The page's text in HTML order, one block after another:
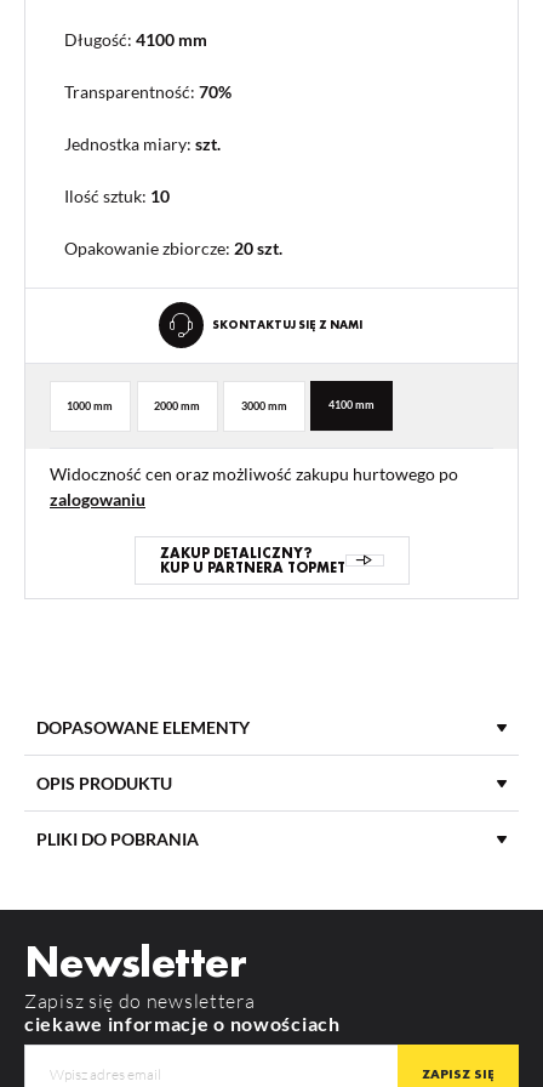
Długość: 4100 mm
Transparentność: 70%
Jednostka miary: szt.
Ilość sztuk: 10
Opakowanie zbiorcze: 20 szt.
SKONTAKTUJ SIĘ Z NAMI
1000 mm 2000 mm 3000 mm 4100 mm
Widoczność cen oraz możliwość zakupu hurtowego po
zalogowaniu
ZAKUP DETALICZNY?
KUP U PARTNERA TOPMET
DOPASOWANE ELEMENTY
LINEA20 EE7F/TY SURFACE14 EE7F/TY
OPIS PRODUKTU
KOLOR KLOSZA
RODZAJ KLOSZA
MATERIAŁ PMMA
PLIKI DO POBRANIA
Newsletter
Zapisz się do newslettera
ciekawe informacje o nowościach